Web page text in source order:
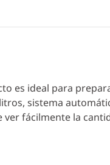
es ideal para
sistema
fácilmente la